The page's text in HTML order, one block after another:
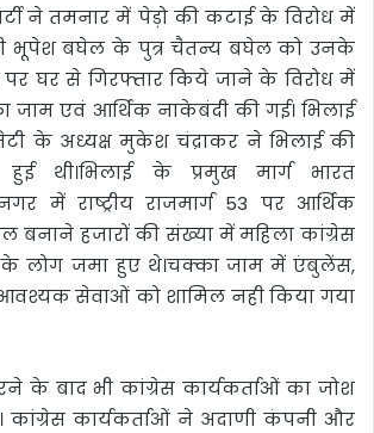
ने तमनार में पेड़ो की कटाई के विरोध में
भूपेश बघेल के पुत्र चैतन्य बघेल को उनके
घर से गिरफ्तार किये जाने के विरोध में
जाम एवं आर्थिक नाकेबंदी की गई। भिलाई
के अध्यक्ष मुकेश चंद्राकर ने भिलाई की
थी।भिलाई के प्रमुख मार्ग भारत
में राष्ट्रीय राजमार्ग 53 पर आर्थिक
बनाने हजारों की संख्या में महिला कांग्रेस
लोग जमा हुए थे।चक्का जाम में एंबुलेंस,
सेवाओं को शामिल नही किया गया
के बाद भी कांग्रेस कार्यकर्ताओं का जोश
कार्यकर्ताओं ने अदाणी कंपनी और